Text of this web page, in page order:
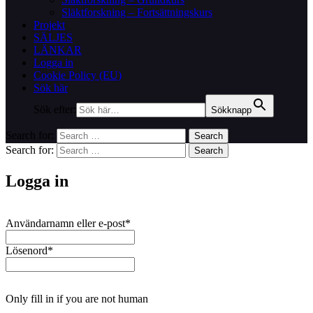
Släktforskning – Fortsättningskurs
Projekt
SÄLJES
LÄNKAR
Logga in
Cookie Policy (EU)
Sök här
Sök efter:
Sökknapp
Search for: Search
Search for: Search
Logga in
Användarnamn eller e-post*
Lösenord*
Only fill in if you are not human